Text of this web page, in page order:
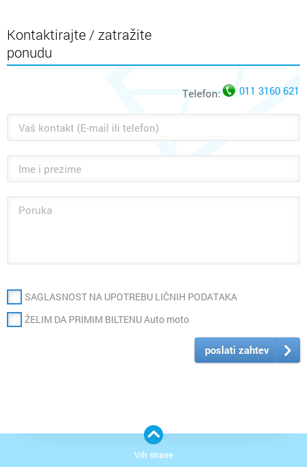
Kontaktirajte / zatražite
ponudu
Telefon: 011 3160 621
SAGLASNOST NA UPOTREBU LIČNIH PODATAKA
ŽELIM DA PRIMIM BILTENU Auto moto
poslati zahtev
Vrh strane